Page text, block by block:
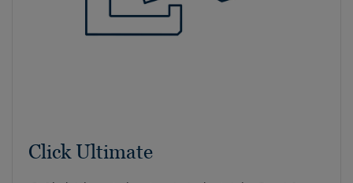
Click Ultimate